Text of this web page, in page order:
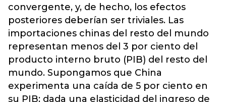
convergente, y, de hecho, los efectos
posteriores deberían ser triviales. Las
importaciones chinas del resto del mundo
representan menos del 3 por ciento del
producto interno bruto (PIB) del resto del
mundo. Supongamos que China
experimenta una caída de 5 por ciento en
su PIB; dada una elasticidad del ingreso de